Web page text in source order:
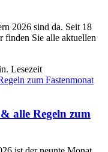
2026 sind da. Seit 18
finden Sie alle aktuellen
Lesezeit
alle Regeln zum